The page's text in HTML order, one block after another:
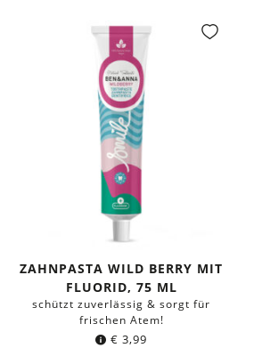
ZAHNPASTA WILD BERRY MIT
FLUORID, 75 ML
schützt zuverlässig & sorgt für
frischen Atem!
€ 3,99